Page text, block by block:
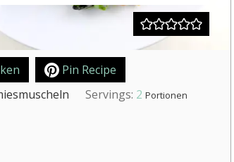
Pin Recipe
Servings: 2 Portionen